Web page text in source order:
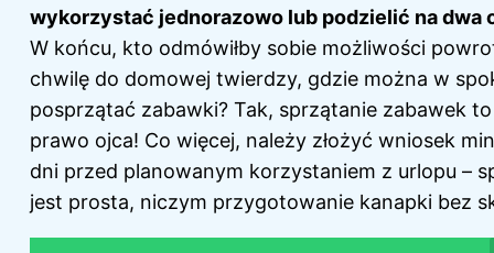
wykorzystać jednorazowo lub podzielić na dwa
W końcu, kto odmówiłby sobie możliwości
chwilę do domowej twierdzy, gdzie można w
posprzątać zabawki? Tak, sprzątanie zabawek
prawo ojca! Co więcej, należy złożyć wniosek
dni przed planowanym korzystaniem z urlopu –
jest prosta, niczym przygotowanie kanapki bez